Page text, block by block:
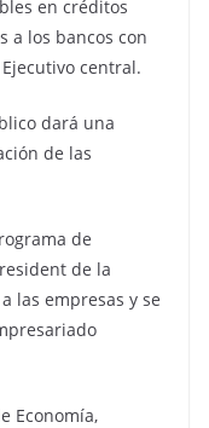
en créditos
a los bancos con
central.
dará una
de las
de
de la
las empresas y se
Economía,